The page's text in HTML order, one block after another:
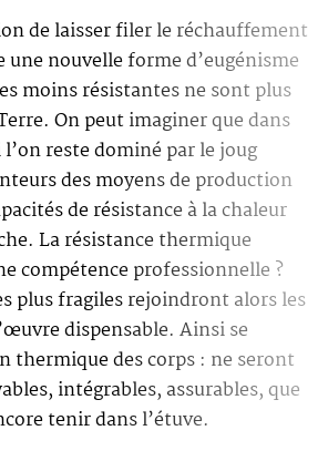
de laisser filer le réchauffement
nouvelle forme d’eugénisme
moins résistantes ne sont plus
On peut imaginer que dans
reste dominé par le joug
des moyens de production
de résistance à la chaleur
La résistance thermique
compétence professionnelle ?
plus fragiles rejoindront alors les
dispensable. Ainsi se
thermique des corps : ne seront
intégrables, assurables, que
tenir dans l’étuve.